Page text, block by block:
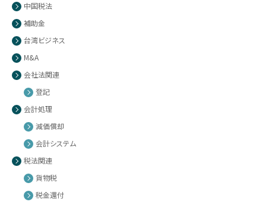
中国税法
補助金
台湾ビジネス
M&A
会社法関連
登記
会計処理
減価償却
会計システム
税法関連
貨物税
税金還付